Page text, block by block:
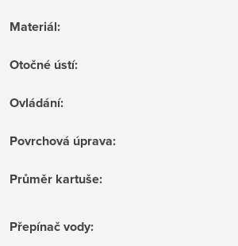
Materiál:
Otočné ústí:
Ovládání:
Povrchová úprava:
Průměr kartuše:
Přepínač vody: